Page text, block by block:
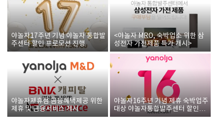
야놀자17주년 기념 야놀자 통합발
주센터 할인 프로모션 진행
<야놀자 MRO, 숙박업소 위한 삼
성전자 가전제품 특가 개시>
야놀자제휴점 금융혜택제공 위한
제휴 및 금융서비스 게시
야놀자16주년 기념 제휴 숙박업주
대상 야놀자통합발주센터 할인쿠
폰 증정